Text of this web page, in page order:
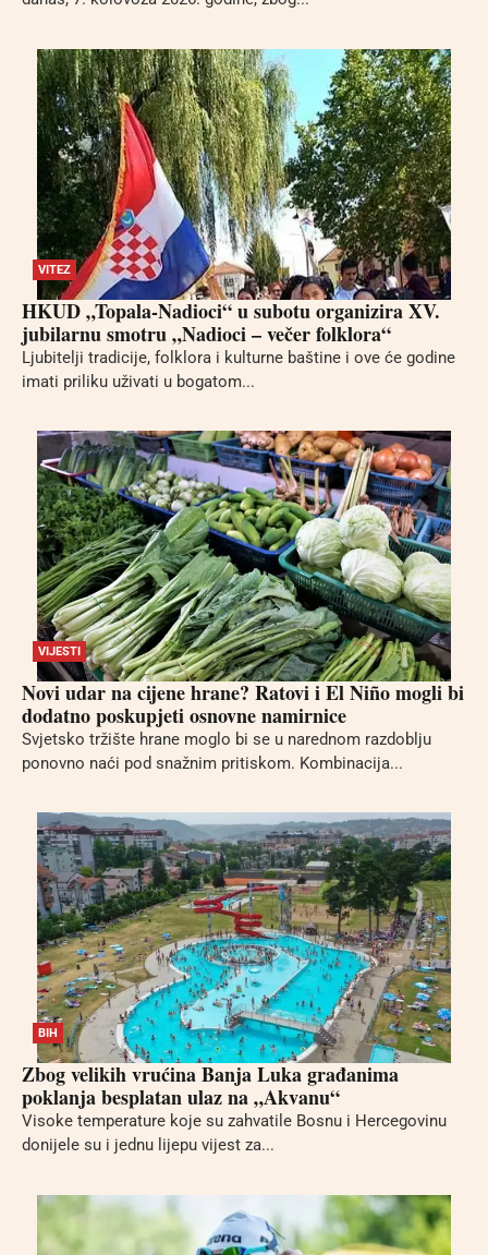
VITEZ
HKUD „Topala-Nadioci“ u subotu organizira XV.
jubilarnu smotru „Nadioci – večer folklora“
Ljubitelji tradicije, folklora i kulturne baštine i ove će godine
imati priliku uživati u bogatom...
VIJESTI
Novi udar na cijene hrane? Ratovi i El Niño mogli bi
dodatno poskupjeti osnovne namirnice
Svjetsko tržište hrane moglo bi se u narednom razdoblju
ponovno naći pod snažnim pritiskom. Kombinacija...
BIH
Zbog velikih vrućina Banja Luka građanima
poklanja besplatan ulaz na „Akvanu“
Visoke temperature koje su zahvatile Bosnu i Hercegovinu
donijele su i jednu lijepu vijest za...